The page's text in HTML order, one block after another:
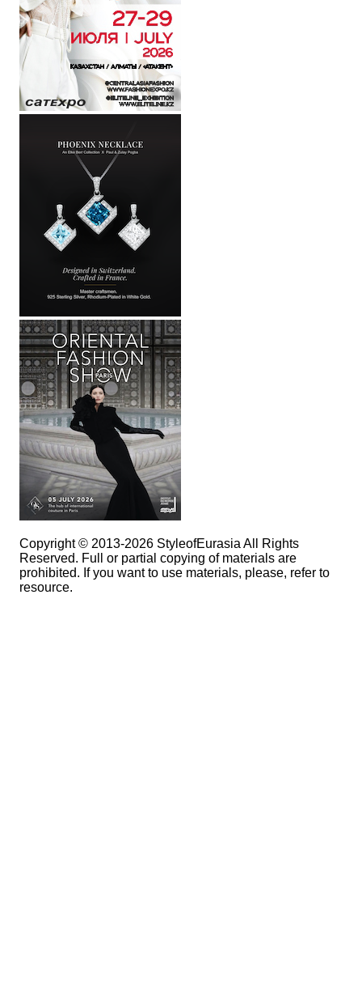
Copyright © 2013-2026 StyleofEurasia All Rights
Reserved. Full or partial copying of materials are
prohibited. If you want to use materials, please, refer to
resource.